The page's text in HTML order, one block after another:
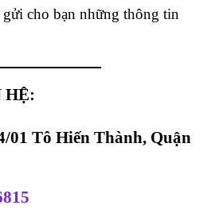
gửi cho bạn những thông tin
HỆ:
01 Tô Hiến Thành, Quận